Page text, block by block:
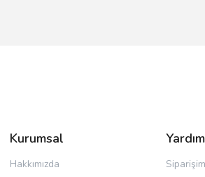
Kurumsal
Hakkımızda
Yardım